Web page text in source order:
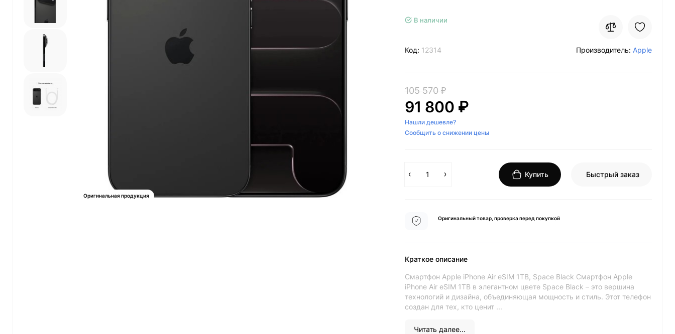
Оригинальная продукция
В наличии
Код: 12314 Производитель: Apple
105 570 ₽
91 800 ₽
Нашли дешевле?
Сообщить о снижении цены
Купить Быстрый заказ
Оригинальный товар, проверка перед покупкой
Краткое описание
Смартфон Apple iPhone Air eSIM 1TB, Space Black Смартфон Apple
iPhone Air eSIM 1TB в элегантном цвете Space Black – это вершина
технологий и дизайна, объединяющая мощность и стиль. Этот телефон
создан для тех, кто ценит ...
Читать далее...